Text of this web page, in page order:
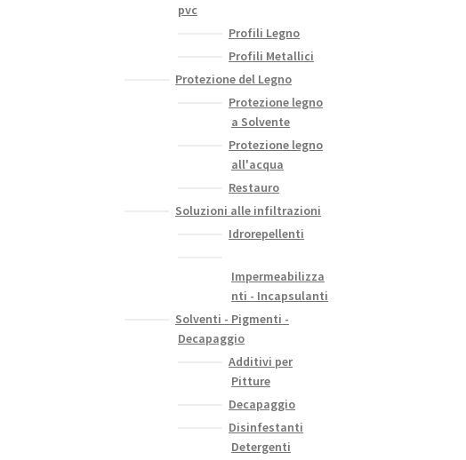
pvc
Profili Legno
Profili Metallici
Protezione del Legno
Protezione legno
a Solvente
Protezione legno
all'acqua
Restauro
Soluzioni alle infiltrazioni
Idrorepellenti
Impermeabilizza
nti - Incapsulanti
Solventi - Pigmenti -
Decapaggio
Additivi per
Pitture
Decapaggio
Disinfestanti
Detergenti